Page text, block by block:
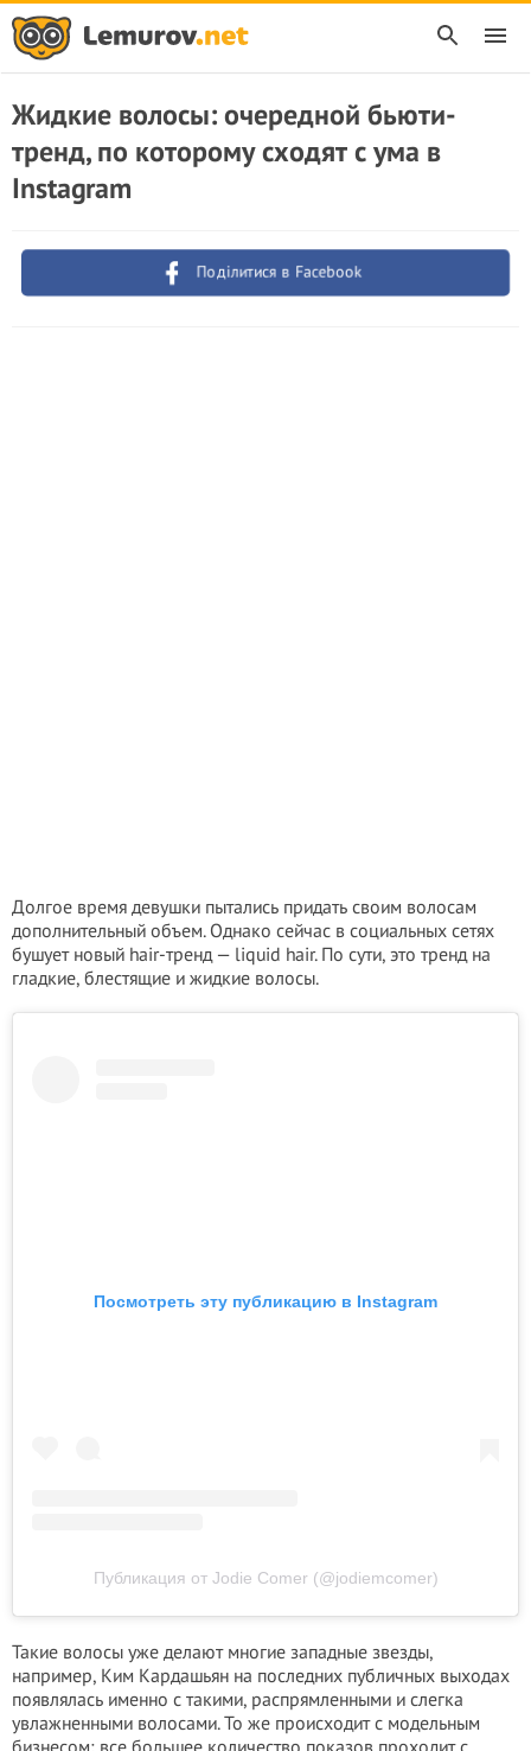
Жидкие волосы: очередной бьюти-
тренд, по которому сходят с ума в
Instagram
Поділитися в Facebook
Долгое время девушки пытались придать своим волосам
дополнительный объем. Однако сейчас в социальных сетях
бушует новый hair-тренд — liquid hair. По сути, это тренд на
гладкие, блестящие и жидкие волосы.
Посмотреть эту публикацию в Instagram
Публикация от Jodie Comer (@jodiemcomer)
Такие волосы уже делают многие западные звезды,
например, Ким Кардашьян на последних публичных выходах
появлялась именно с такими, распрямленными и слегка
увлажненными волосами. То же происходит с модельным
бизнесом: все большее количество показов проходит с